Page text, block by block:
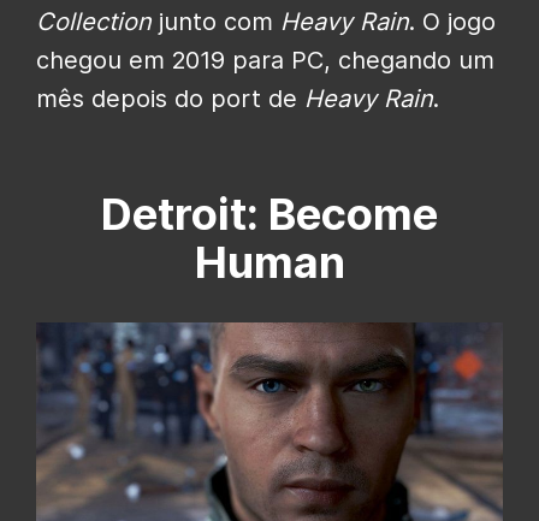
Collection junto com Heavy Rain. O jogo
chegou em 2019 para PC, chegando um
mês depois do port de Heavy Rain.
Detroit: Become
Human